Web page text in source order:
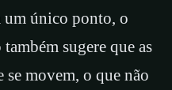
um único ponto, o
sugere que as
se movem, o que não